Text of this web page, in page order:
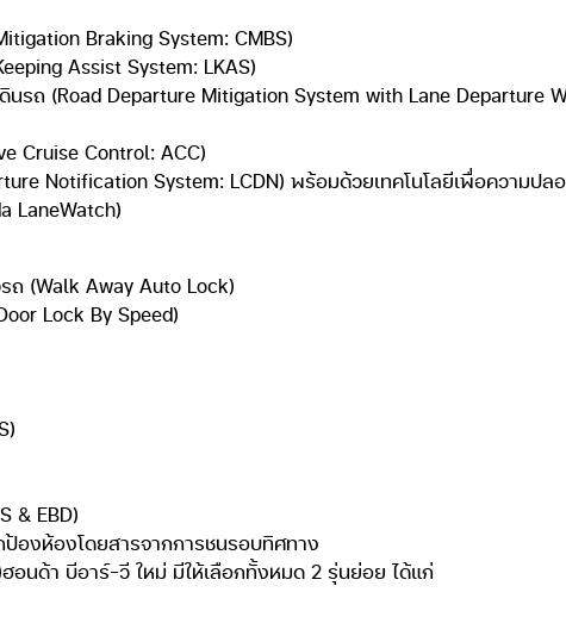
Braking System: CMBS)
Assist System: LKAS)
รถ (Road Departure Mitigation System with Lane Departure
Cruise Control: ACC)
Notification System: LCDN) พร้อมด้วยเทคโนโลยีเพื่อความป
LaneWatch)
(Walk Away Auto Lock)
Lock By Speed)
& EBD)
องห้องโดยสารจากการชนรอบทิศทาง
อนด้า บีอาร์-วี ใหม่ มีให้เลือกทั้งหมด 2 รุ่นย่อย ได้แก่